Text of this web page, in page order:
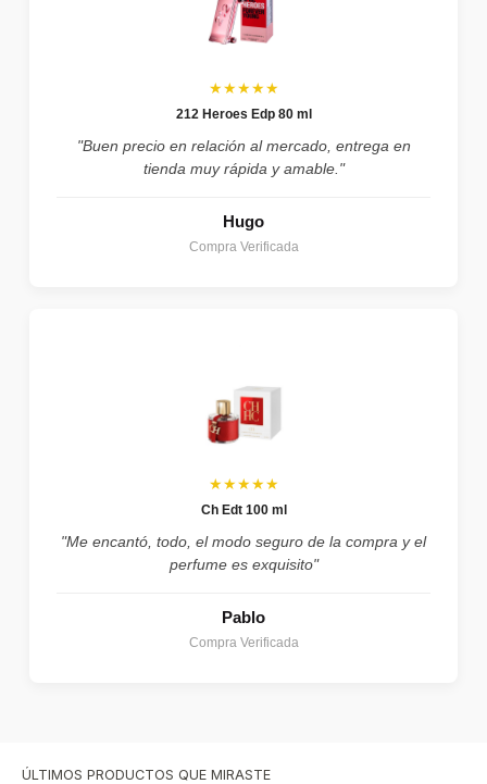
★★★★★
212 Heroes Edp 80 ml
"Buen precio en relación al mercado, entrega en
tienda muy rápida y amable."
Hugo
Compra Verificada
★★★★★
Ch Edt 100 ml
"Me encantó, todo, el modo seguro de la compra y el
perfume es exquisito"
Pablo
Compra Verificada
ÚLTIMOS PRODUCTOS QUE MIRASTE